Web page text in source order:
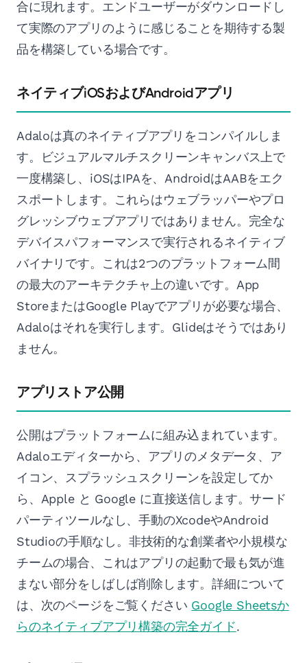
合に現れます。エンドユーザーがダウンロードし
て実際のアプリのように感じることを期待する製
品を構築している場合です。
ネイティブiOSおよびAndroidアプリ
Adaloは真のネイティブアプリをコンパイルしま
す。ビジュアルマルチスクリーンキャンバス上で
一度構築し、iOSはIPAを、AndroidはAABをエク
スポートします。これらはウェブラッパーやプロ
グレッシブウェブアプリではありません。完全な
デバイスパフォーマンスで実行されるネイティブ
バイナリです。これは2つのプラットフォーム間
の最大のアーキテクチャ上の違いです。App
StoreまたはGoogle Playでアプリが必要な場合、
Adaloはそれを実行します。Glideはそうではあり
ません。
アプリストア公開
公開はプラットフォームに組み込まれています。
Adaloエディターから、アプリのメタデータ、ア
イコン、スプラッシュスクリーンを設定してか
ら、Apple と Google に直接送信します。サード
パーティツールなし、手動のXcodeやAndroid
Studioの手順なし。非技術的な創業者や小規模な
チームの場合、これはアプリの起動で最も気が進
まない部分をしばしば削除します。詳細について
は、次のページをご覧ください Google Sheetsか
らのネイティブアプリ構築の完全ガイド.